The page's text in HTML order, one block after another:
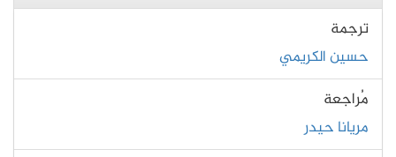
ترجمة
حسين الكريمي
مُراجعة
مريانا حيدر